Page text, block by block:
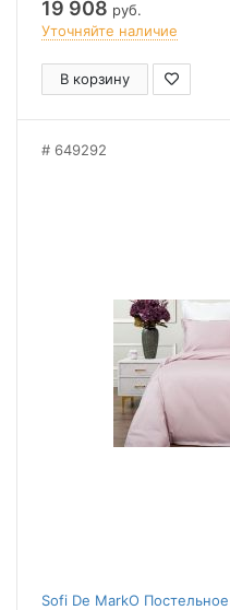
19 908 руб.
Уточняйте наличие
В корзину
649292
Sofi De MarkO